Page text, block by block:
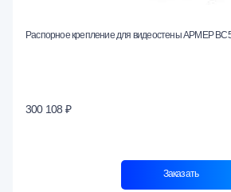
Распорное крепление для видеостены АРМЕР
300 108 ₽
Заказать